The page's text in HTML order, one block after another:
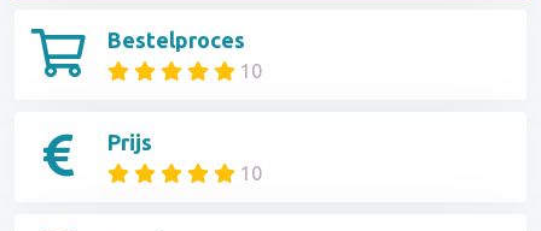
Bestelproces
10
Prijs
10